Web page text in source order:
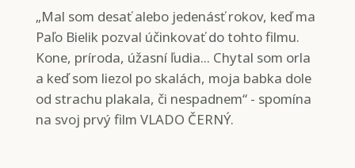
„Mal som desať alebo jedenásť rokov, keď ma
Paľo Bielik pozval účinkovať do tohto filmu.
Kone, príroda, úžasní ľudia... Chytal som orla
a keď som liezol po skalách, moja babka dole
od strachu plakala, či nespadnem“ - spomína
na svoj prvý film VLADO ČERNÝ.